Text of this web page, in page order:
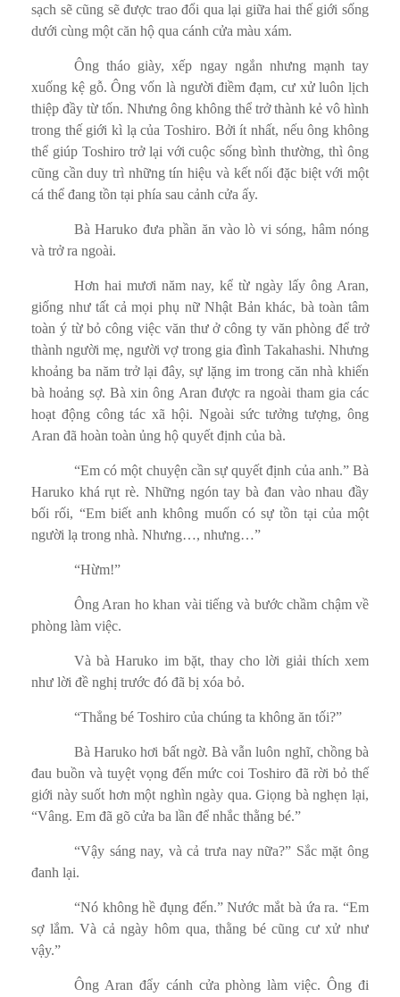
sạch sẽ cũng sẽ được trao đổi qua lại giữa hai thế giới sống
dưới cùng một căn hộ qua cánh cửa màu xám.
Ông tháo giày, xếp ngay ngắn nhưng mạnh tay
xuống kệ gỗ. Ông vốn là người điềm đạm, cư xử luôn lịch
thiệp đầy từ tốn. Nhưng ông không thể trở thành kẻ vô hình
trong thế giới kì lạ của Toshiro. Bởi ít nhất, nếu ông không
thể giúp Toshiro trở lại với cuộc sống bình thường, thì ông
cũng cần duy trì những tín hiệu và kết nối đặc biệt với một
cá thể đang tồn tại phía sau cảnh cửa ấy.
Bà Haruko đưa phần ăn vào lò vi sóng, hâm nóng
và trở ra ngoài.
Hơn hai mươi năm nay, kể từ ngày lấy ông Aran,
giống như tất cả mọi phụ nữ Nhật Bản khác, bà toàn tâm
toàn ý từ bỏ công việc văn thư ở công ty văn phòng để trở
thành người mẹ, người vợ trong gia đình Takahashi. Nhưng
khoảng ba năm trở lại đây, sự lặng im trong căn nhà khiến
bà hoảng sợ. Bà xin ông Aran được ra ngoài tham gia các
hoạt động công tác xã hội. Ngoài sức tưởng tượng, ông
Aran đã hoàn toàn ủng hộ quyết định của bà.
“Em có một chuyện cần sự quyết định của anh.” Bà
Haruko khá rụt rè. Những ngón tay bà đan vào nhau đầy
bối rối, “Em biết anh không muốn có sự tồn tại của một
người lạ trong nhà. Nhưng…, nhưng…”
“Hừm!”
Ông Aran ho khan vài tiếng và bước chầm chậm về
phòng làm việc.
Và bà Haruko im bặt, thay cho lời giải thích xem
như lời đề nghị trước đó đã bị xóa bỏ.
“Thẳng bé Toshiro của chúng ta không ăn tối?”
Bà Haruko hơi bất ngờ. Bà vẫn luôn nghĩ, chồng bà
đau buồn và tuyệt vọng đến mức coi Toshiro đã rời bỏ thế
giới này suốt hơn một nghìn ngày qua. Giọng bà nghẹn lại,
“Vâng. Em đã gõ cửa ba lần để nhắc thằng bé.”
“Vậy sáng nay, và cả trưa nay nữa?” Sắc mặt ông
đanh lại.
“Nó không hề đụng đến.” Nước mắt bà ứa ra. “Em
sợ lắm. Và cả ngày hôm qua, thằng bé cũng cư xử như
vậy.”
Ông Aran đẩy cánh cửa phòng làm việc. Ông đi